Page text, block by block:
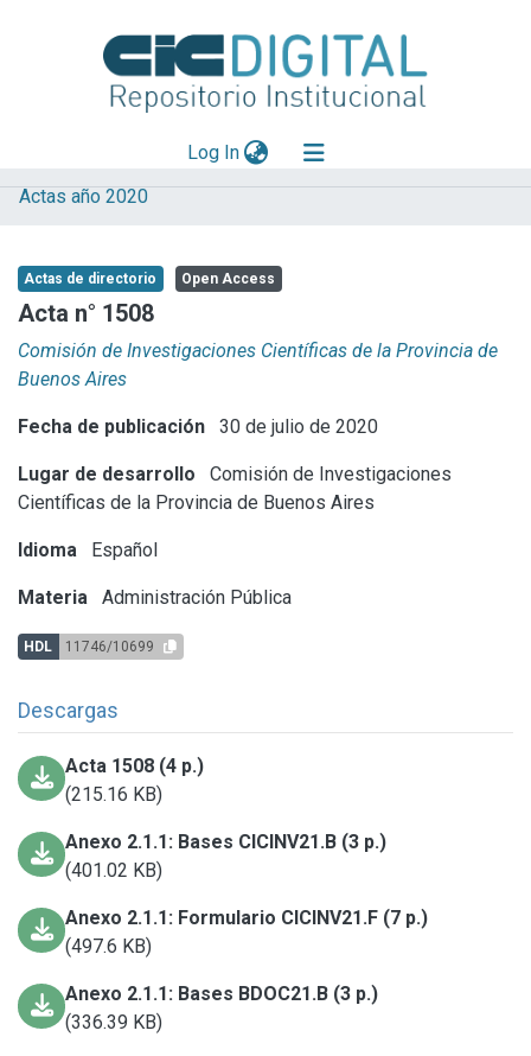
Log In(current)
Explorar
Aportar material
Statistics
Actas año 2020
Actas de directorio Open Access
Acta n° 1508
Comisión de Investigaciones Científicas de la Provincia de
Buenos Aires
Fecha de publicación 30 de julio de 2020
Lugar de desarrollo
Comisión de Investigaciones
Científicas de la Provincia de Buenos Aires
Idioma Español
Materia Administración Pública
HDL 11746/10699
Descargas
Acta 1508 (4 p.)
(215.16 KB)
Anexo 2.1.1: Bases CICINV21.B (3 p.)
(401.02 KB)
Anexo 2.1.1: Formulario CICINV21.F (7 p.)
(497.6 KB)
Anexo 2.1.1: Bases BDOC21.B (3 p.)
(336.39 KB)